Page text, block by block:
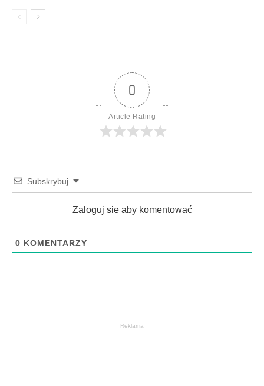
0
Article Rating
Subskrybuj
Zaloguj sie aby komentować
0 KOMENTARZY
Reklama